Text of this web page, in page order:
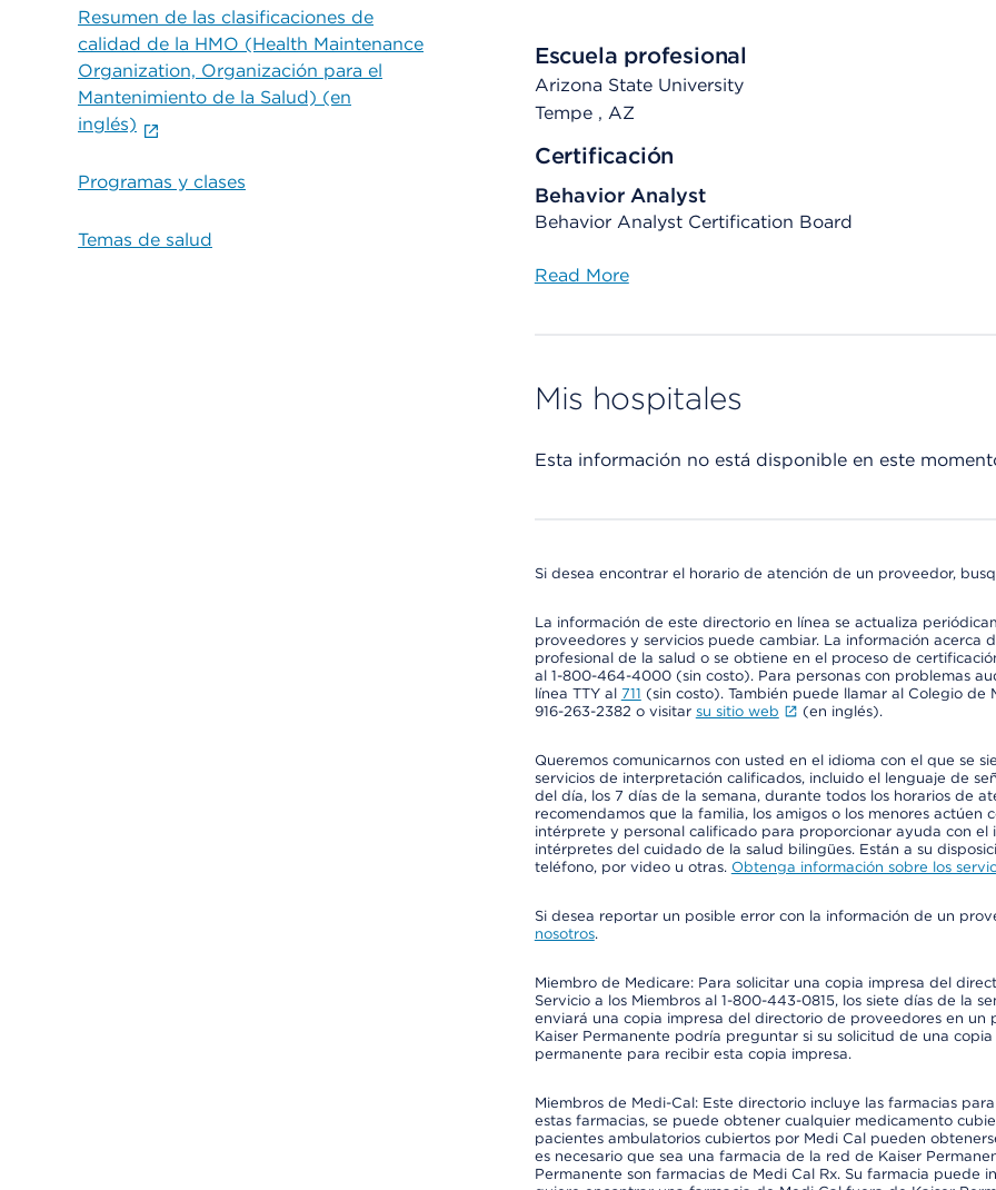
Resumen de las clasificaciones de
calidad de la HMO (Health Maintenance
Organization, Organización para el
Mantenimiento de la Salud) (en
inglés)
Programas y clases
Temas de salud
Escuela profesional
Arizona State University
Tempe , AZ
Certificación
Behavior Analyst
Behavior Analyst Certification Board
Read More
Mis hospitales
Esta información no está disponible en este
Si desea encontrar el horario de atención de un proveedor,
La información de este directorio en línea se actualiza
proveedores y servicios puede cambiar. La información acerca
profesional de la salud o se obtiene en el proceso de
al 1-800-464-4000 (sin costo). Para personas con problemas
línea TTY al 711 (sin costo). También puede llamar al Colegio
916-263-2382 o visitar su sitio web (en inglés).
Queremos comunicarnos con usted en el idioma con el que se
servicios de interpretación calificados, incluido el lenguaje de
del día, los 7 días de la semana, durante todos los horarios de
recomendamos que la familia, los amigos o los menores actúen
intérprete y personal calificado para proporcionar ayuda con el
intérpretes del cuidado de la salud bilingües. Están a su
teléfono, por video u otras. Obtenga información sobre los
Si desea reportar un posible error con la información de un
nosotros.
Miembro de Medicare: Para solicitar una copia impresa del
Servicio a los Miembros al 1-800-443-0815, los siete días de la
enviará una copia impresa del directorio de proveedores en un
Kaiser Permanente podría preguntar si su solicitud de una
permanente para recibir esta copia impresa.
Miembros de Medi-Cal: Este directorio incluye las farmacias
estas farmacias, se puede obtener cualquier medicamento
pacientes ambulatorios cubiertos por Medi Cal pueden
es necesario que sea una farmacia de la red de Kaiser
Permanente son farmacias de Medi Cal Rx. Su farmacia puede